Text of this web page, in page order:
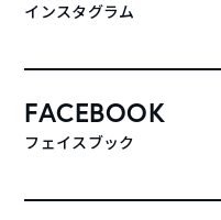
インスタグラム
FACEBOOK
フェイスブック